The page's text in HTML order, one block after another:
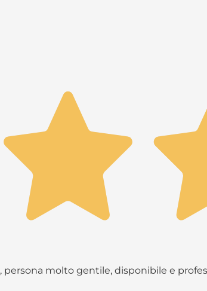
molto gentile, disponibile e